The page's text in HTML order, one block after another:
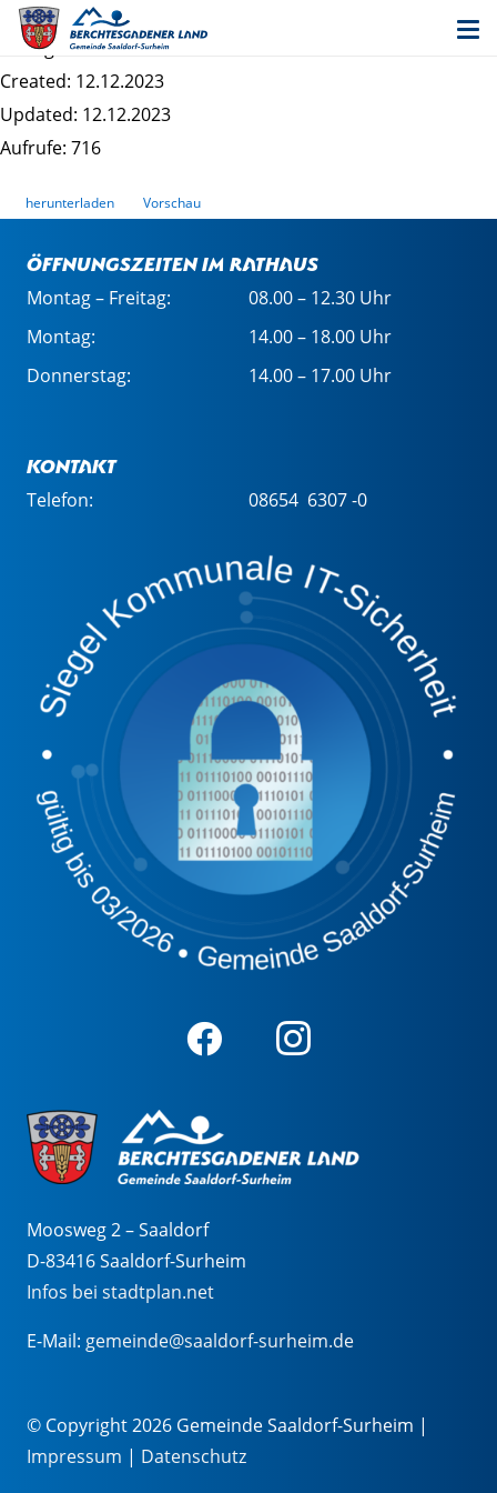
Information nach DSGVO_Gemeindekasse
Dateigrösse: 204.57 KB
Created: 12.12.2023
Updated: 12.12.2023
Aufrufe: 716
herunterladen Vorschau
Öffnungszeiten im Rathaus
Montag – Freitag:
08.00 – 12.30 Uhr
Montag:
14.00 – 18.00 Uhr
Donnerstag:
14.00 – 17.00 Uhr
Kontakt
Telefon: 08654 6307 -0
Moosweg 2 – Saaldorf
D-83416 Saaldorf-Surheim
Infos bei stadtplan.net
E-Mail: gemeinde@saaldorf-surheim.de
© Copyright 2026 Gemeinde Saaldorf-Surheim |
Impressum | Datenschutz